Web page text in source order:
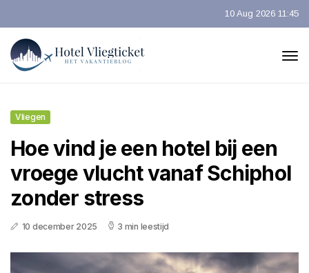
10 Aug 2026 11:45
Vliegen
Hoe vind je een hotel bij een
vroege vlucht vanaf Schiphol
zonder stress
10 december 2025 3 min leestijd